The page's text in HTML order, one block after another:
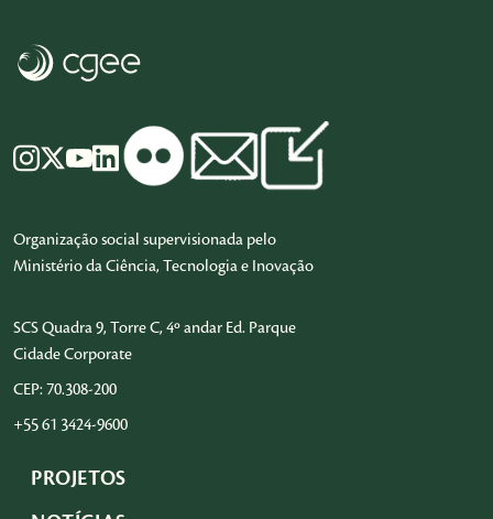
Organização social supervisionada pelo
Ministério da Ciência, Tecnologia e Inovação
SCS Quadra 9, Torre C, 4º andar Ed. Parque
Cidade Corporate
CEP: 70.308-200
+55 61 3424-9600
PROJETOS